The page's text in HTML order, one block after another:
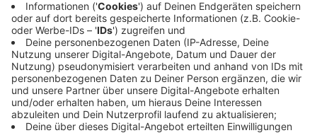
Grenzkontrollenausgesprochen hat, steht vor der
Herausforderung, seine Versprechen umzusetzen.
Bereits jetzt sind Bundespolizisten an den deutschen
Außengrenzen bereit, um illegale Einreisen zu
verhindern. Doch die rechtliche Umsetzung dieser
Maßnahmen ist umstritten, und einige Nachbarstaaten,
darunter Österreich und Polen, haben Widerstand
angekündigt. Es bleibt abzuwarten, wie Merz diese